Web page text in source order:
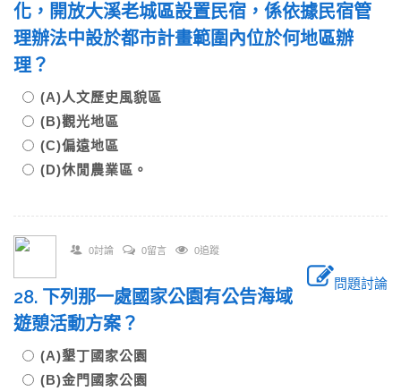
化，開放大溪老城區設置民宿，係依據民宿管
理辦法中設於都市計畫範圍內位於何地區辦
理？
(A)人文歷史風貌區
(B)觀光地區
(C)偏遠地區
(D)休閒農業區。
0討論 0留言 0追蹤
問題討論
28. 下列那一處國家公園有公告海域
遊憩活動方案？
(A)墾丁國家公園
(B)金門國家公園